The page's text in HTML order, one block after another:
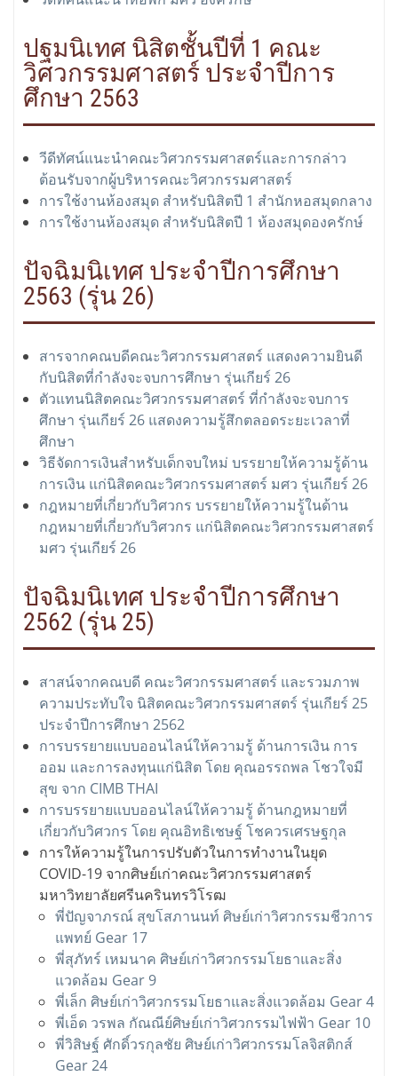
ปฐมนิเทศ นิสิตชั้นปีที่ 1 คณะ
วิศวกรรมศาสตร์ ประจำปีการ
ศึกษา 2563
วีดีทัศน์แนะนำคณะวิศวกรรมศาสตร์และการกล่าว
ต้อนรับจากผู้บริหารคณะวิศวกรรมศาสตร์
การใช้งานห้องสมุด สำหรับนิสิตปี 1 สำนักหอสมุดกลาง
การใช้งานห้องสมุด สำหรับนิสิตปี 1 ห้องสมุดองครักษ์
ปัจฉิมนิเทศ ประจำปีการศึกษา
2563 (รุ่น 26)
สารจากคณบดีคณะวิศวกรรมศาสตร์ แสดงความยินดี
กับนิสิตที่กำลังจะจบการศึกษา รุ่นเกียร์ 26
ตัวแทนนิสิตคณะวิศวกรรมศาสตร์ ที่กำลังจะจบการ
ศึกษา รุ่นเกียร์ 26 แสดงความรู้สึกตลอดระยะเวลาที่
ศึกษา
วิธีจัดการเงินสำหรับเด็กจบใหม่ บรรยายให้ความรู้ด้าน
การเงิน แก่นิสิตคณะวิศวกรรมศาสตร์ มศว รุ่นเกียร์ 26
กฎหมายที่เกี่ยวกับวิศวกร บรรยายให้ความรู้ในด้าน
กฎหมายที่เกี่ยวกับวิศวกร แก่นิสิตคณะวิศวกรรมศาสตร์
มศว รุ่นเกียร์ 26
ปัจฉิมนิเทศ ประจำปีการศึกษา
2562 (รุ่น 25)
สาสน์จากคณบดี คณะวิศวกรรมศาสตร์ และรวมภาพ
ความประทับใจ นิสิตคณะวิศวกรรมศาสตร์ รุ่นเกียร์ 25
ประจำปีการศึกษา 2562
การบรรยายแบบออนไลน์ให้ความรู้ ด้านการเงิน การ
ออม และการลงทุนแก่นิสิต โดย คุณอรรถพล โชวใจมี
สุข จาก CIMB THAI
การบรรยายแบบออนไลน์ให้ความรู้ ด้านกฎหมายที่
เกี่ยวกับวิศวกร โดย คุณอิทธิเชษฐ์ โชควรเศรษฐกุล
การให้ความรู้ในการปรับตัวในการทำงานในยุด
COVID-19 จากศิษย์เก่าคณะวิศวกรรมศาสตร์
มหาวิทยาลัยศรีนครินทรวิโรฒ
พี่ปัญจาภรณ์ สุขโสภานนท์ ศิษย์เก่าวิศวกรรมชีวการ
แพทย์ Gear 17
พี่สุภัทร์ เหมนาค ศิษย์เก่าวิศวกรรมโยธาและสิ่ง
แวดล้อม Gear 9
พี่เล็ก ศิษย์เก่าวิศวกรรมโยธาและสิ่งแวดล้อม Gear 4
พี่เอ็ด วรพล กัณณีย์ศิษย์เก่าวิศวกรรมไฟฟ้า Gear 10
พี่วิสิษฐ์ ศักดิ์วรกุลชัย ศิษย์เก่าวิศวกรรมโลจิสติกส์
Gear 24